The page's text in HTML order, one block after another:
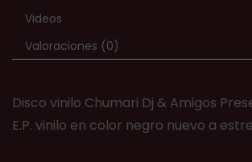
Videos
Valoraciones (0)
Disco vinilo Chumari Dj & Amigos
E.P. vinilo en color negro nuevo a